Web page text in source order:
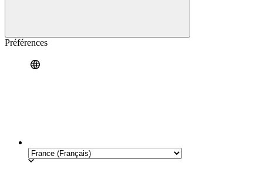
Préférences